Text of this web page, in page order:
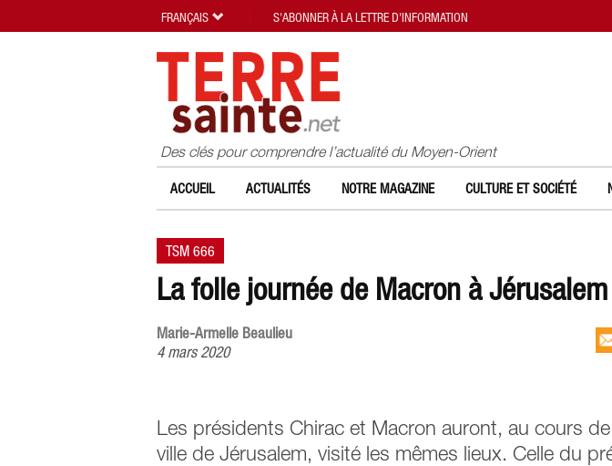
Des clés pour comprendre l’actualité du Moyen-Orient
ACCUEIL ACTUALITÉS NOTRE MAGAZINE CULTURE ET SOCIÉTÉ
TSM 666
La folle journée de Macron à Jérusalem
Marie-Armelle Beaulieu
4 mars 2020
Les présidents Chirac et Macron auront, au cours
ville de Jérusalem, visité les mêmes lieux. Celle du
FRANÇAIS S'ABONNER À LA LETTRE D'INFORMATION